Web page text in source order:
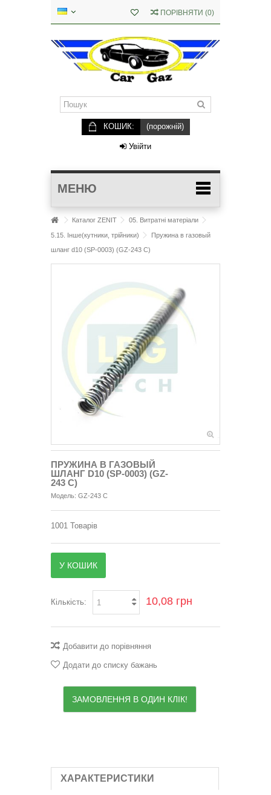
ПОРІВНЯТИ (0)
КОШИК: (порожній)
Увійти
МЕНЮ
Каталог ZENIT 05. Витратні матеріали
5.15. Інше(кутники, трійники)
Пружина в газовый
шланг d10 (SP-0003) (GZ-243 C)
ПРУЖИНА В ГАЗОВЫЙ
ШЛАНГ D10 (SP-0003) (GZ-
243 C)
Модель: GZ-243 C
1001 Товарів
У КОШИК
Кількість: 10,08 грн
Добавити до порівняння
Додати до списку бажань
ЗАМОВЛЕННЯ В ОДИН КЛІК!
ХАРАКТЕРИСТИКИ